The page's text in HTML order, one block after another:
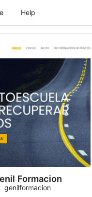
Help
Formacion
genilformacion